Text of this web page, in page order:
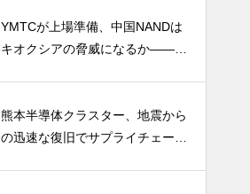
YMTCが上場準備、中国NANDは
キオクシアの脅威になるか――AI
熊本半導体クラスター、地震から
の迅速な復旧でサプライチェーン